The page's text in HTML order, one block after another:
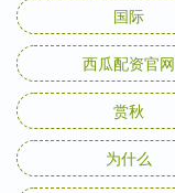
国际
西瓜配资官网
赏秋
为什么